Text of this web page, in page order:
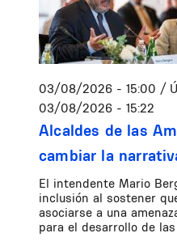
03/08/2026 - 15:00 /
03/08/2026 - 15:22
Alcaldes de las
cambiar la
El intendente Mario
inclusión al sostener
asociarse a una
para el desarrollo de